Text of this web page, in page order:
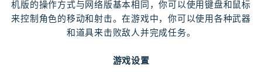
机版的操作方式与网络版基本相同，你可以使用键盘和鼠标
来控制角色的移动和射击。在游戏中，你可以使用各种武器
和道具来击败敌人并完成任务。
游戏设置